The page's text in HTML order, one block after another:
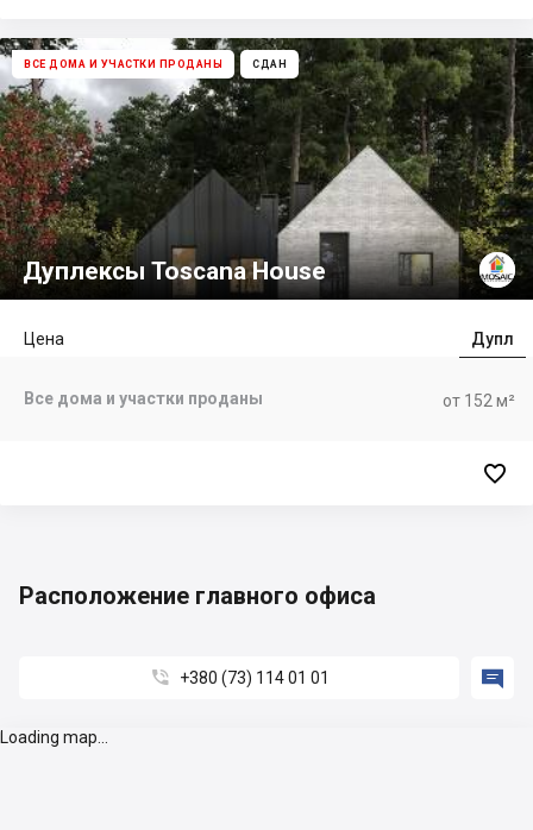
ВСЕ ДОМА И УЧАСТКИ ПРОДАНЫ СДАН
Дуплексы Toscana House
Дупл
Цена
от 152 м²
Все дома и участки проданы

Расположение главного офиса
 +380 (73) 114 01 01 
Loading map...